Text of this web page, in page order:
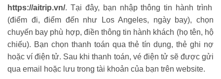
https://aitrip.vn/. Tại đây, bạn nhập thông tin hành trình
(điểm đi, điểm đến như Los Angeles, ngày bay), chọn
chuyến bay phù hợp, điền thông tin hành khách (họ tên, hộ
chiếu). Bạn chọn thanh toán qua thẻ tín dụng, thẻ ghi nợ
hoặc ví điện tử. Sau khi thanh toán, vé điện tử sẽ được gửi
qua email hoặc lưu trong tài khoản của bạn trên website.